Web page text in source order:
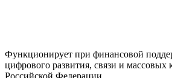
Функционирует при финансовой
цифрового развития, связи и
Российской Федерации